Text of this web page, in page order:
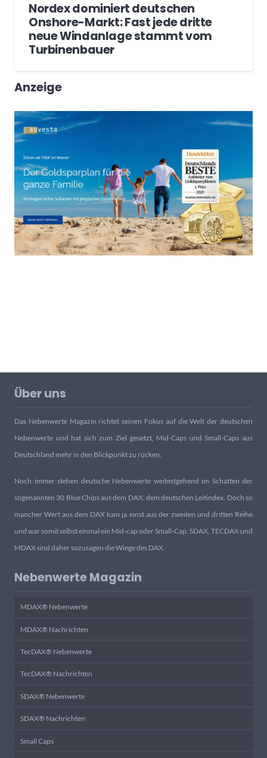
Nordex dominiert deutschen
Onshore-Markt: Fast jede dritte
neue Windanlage stammt vom
Turbinenbauer
Anzeige
Über uns
Das Nebenwerte Magazin richtet seinen Fokus auf die Welt der deutschen
Nebenwerte und hat sich zum Ziel gesetzt, Mid-Caps und Small-Caps aus
Deutschland mehr in den Blickpunkt zu rücken.
Noch immer stehen deutsche Nebenwerte weitestgehend im Schatten der
sogenannten 30 Blue Chips aus dem DAX, dem deutschen Leitindex. Doch so
mancher Wert aus dem DAX kam ja einst aus der zweiten und dritten Reihe
und war somit selbst einmal ein Mid-cap oder Small-Cap. SDAX, TECDAX und
MDAX sind daher sozusagen die Wiege des DAX.
Nebenwerte Magazin
MDAX® Nebenwerte
MDAX® Nachrichten
TecDAX® Nebenwerte
TecDAX® Nachrichten
SDAX® Nebenwerte
SDAX® Nachrichten
Small Caps